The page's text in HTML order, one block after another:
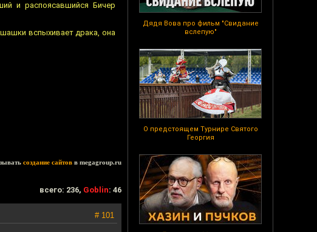
Дядя Вова про фильм "Свидание
вслепую"
О предстоящем Турнире Святого
Георгия
и распоясавшийся Бичер
вспыхивает драка, она
создание сайтов в megagroup.ru
всего: 236, Goblin: 46
# 101